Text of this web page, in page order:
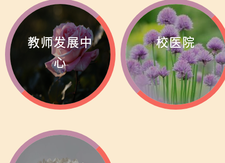
教师发展中
心
校医院